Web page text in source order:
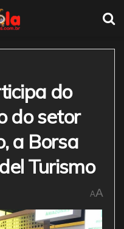
do
do setor
a Borsa
Turismo
AA